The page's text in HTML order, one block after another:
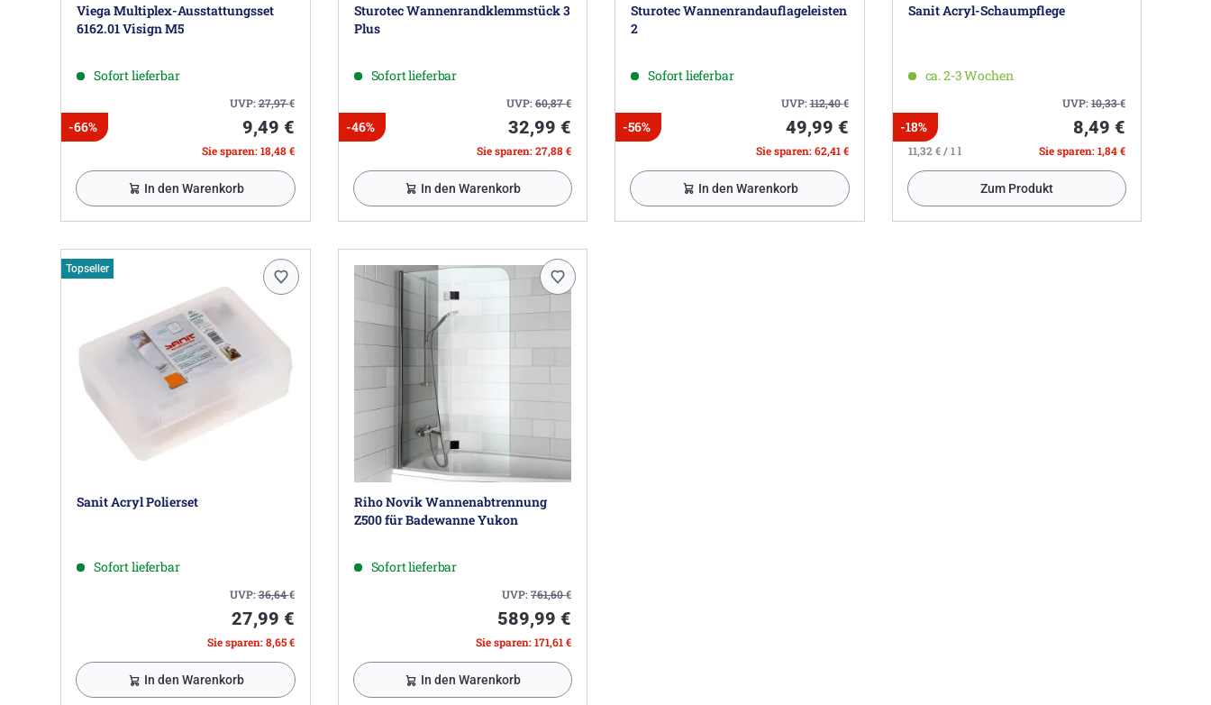
Viega Multiplex-Ausstattungsset
6162.01 Visign M5
Sofort lieferbar
UVP:27,97€
-66% 9,49 €
Sie sparen: 18,48 €
In den Warenkorb
Sturotec Wannenrandklemmstück 3
Plus
Sofort lieferbar
UVP:60,87€
-46% 32,99 €
Sie sparen: 27,88 €
In den Warenkorb
Sturotec Wannenrandauflageleisten
2
Sofort lieferbar
UVP:112,40€
-56% 49,99 €
Sie sparen: 62,41 €
In den Warenkorb
Sanit Acryl-Schaumpflege
ca. 2-3 Wochen
UVP:10,33€
-18% 8,49 €
11,32 € / 1 l Sie sparen: 1,84 €
Zum Produkt
Topseller
Sanit Acryl Polierset
Sofort lieferbar
UVP:36,64€
27,99 €
Sie sparen: 8,65 €
In den Warenkorb
Riho Novik Wannenabtrennung
Z500 für Badewanne Yukon
Sofort lieferbar
UVP:761,60€
589,99 €
Sie sparen: 171,61 €
In den Warenkorb